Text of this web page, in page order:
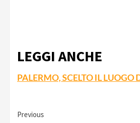
LEGGI ANCHE
PALERMO, SCELTO IL LUOGO
Continue
Previous